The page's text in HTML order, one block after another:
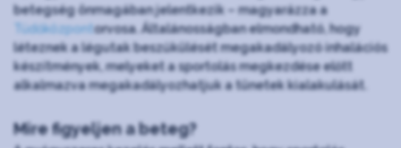
betegség önmagában jelentkezik – magyarázza a
Tüdőközpontorvosa. Általánosságban elmondható, hogy
léteznek a légutak beszűkülését megakadályozó inhalációs
készítmények, melyeket a sportolás megkezdése előtt
alkalmazva megakadályozhatjuk a tünetek kialakulását.
Mire figyeljen a beteg?